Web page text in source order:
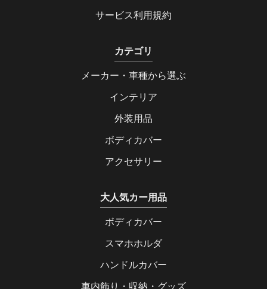
サービス利用規約
カテゴリ
メーカー・車種から選ぶ
インテリア
外装用品
ボディカバー
アクセサリー
大人気カー用品
ボディカバー
スマホホルダ
ハンドルカバー
車内飾り・収納・グッズ